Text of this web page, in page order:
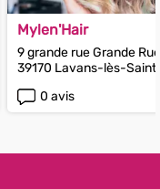
Mylen'Hair
9 grande rue Grande Rue
39170 Lavans-lès-
0 avis